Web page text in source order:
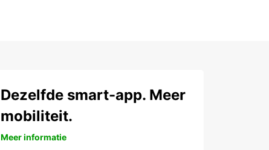
Dezelfde smart-app. Meer
mobiliteit.
Meer informatie